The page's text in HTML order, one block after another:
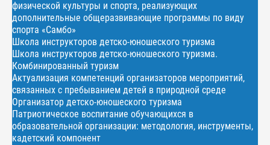
физической культуры и спорта, реализующих
дополнительные общеразвивающие программы по виду
спорта «Самбо»
Школа инструкторов детско-юношеского туризма
Школа инструкторов детско-юношеского туризма.
Комбинированный туризм
Актуализация компетенций организаторов мероприятий,
связанных с пребыванием детей в природной среде
Организатор детско-юношеского туризма
Патриотическое воспитание обучающихся в
образовательной организации: методология, инструменты,
кадетский компонент